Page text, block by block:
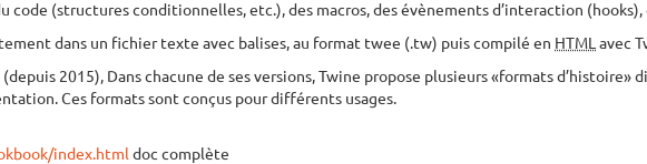
code (structures conditionnelles, etc.), des macros, des évènements d’interaction (hooks),
dans un fichier texte avec balises, au format twee (.tw) puis compilé en HTML avec
2015), Dans chacune de ses versions, Twine propose plusieurs «formats
Ces formats sont conçus pour différents usages.
index.html doc complète